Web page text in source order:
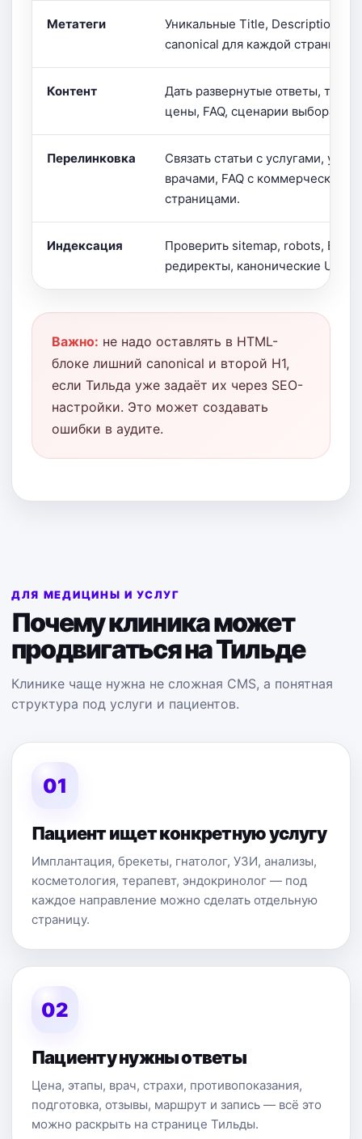
Метатеги
Уникальные Title, Description,
canonical для каждой страницы.
Контент
Дать развернутые ответы,
цены, FAQ, сценарии выбора и
Перелинковка
Связать статьи с услугами,
врачами, FAQ с коммерческими
страницами.
Индексация
Проверить sitemap, robots,
редиректы, канонические URL.
Важно: не надо оставлять в HTML-
блоке лишний canonical и второй H1,
если Тильда уже задаёт их через SEO-
настройки. Это может создавать
ошибки в аудите.
ДЛЯ МЕДИЦИНЫ И УСЛУГ
Почему клиника может
продвигаться на Тильде
Клинике чаще нужна не сложная CMS, а понятная
структура под услуги и пациентов.
01
Пациент ищет конкретную услугу
Имплантация, брекеты, гнатолог, УЗИ, анализы,
косметология, терапевт, эндокринолог — под
каждое направление можно сделать отдельную
страницу.
02
Пациенту нужны ответы
Цена, этапы, врач, страхи, противопоказания,
подготовка, отзывы, маршрут и запись — всё это
можно раскрыть на странице Тильды.